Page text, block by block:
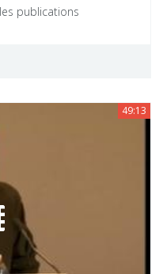
publications
49:13